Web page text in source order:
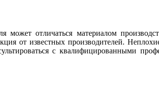
может отличаться материалом
от известных производителей.
с квалифицированными